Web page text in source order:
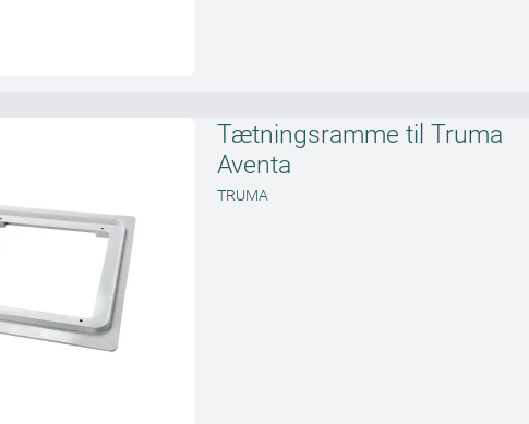
Tætningsramme til Truma
Aventa
TRUMA